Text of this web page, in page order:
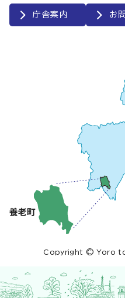
庁舎案内 お
Copyright © Yoro